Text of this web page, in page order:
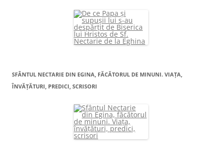
SFÂNTUL NECTARIE DIN EGINA, FĂCĂTORUL DE MINUNI. VIAŢA,
ÎNVĂŢĂTURI, PREDICI, SCRISORI